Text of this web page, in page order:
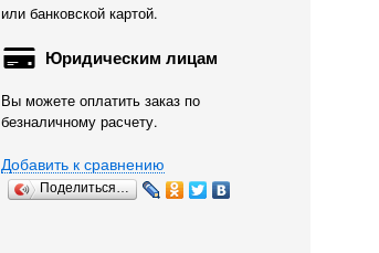
или банковской картой.
Юридическим лицам
Вы можете оплатить заказ по
безналичному расчету.
Добавить к сравнению
Поделиться…